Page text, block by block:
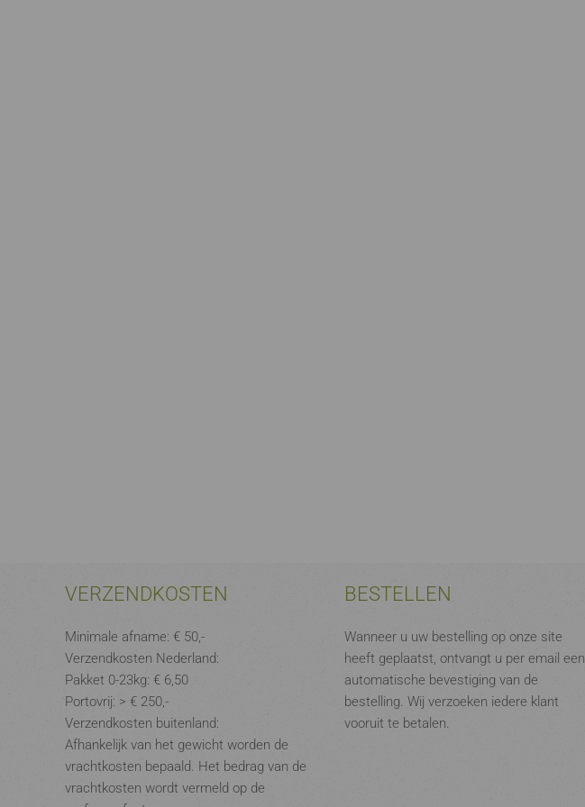
VERZENDKOSTEN
Minimale afname: € 50,-
Verzendkosten Nederland:
Pakket 0-23kg: € 6,50
Portovrij: > € 250,-
Verzendkosten buitenland:
Afhankelijk van het gewicht worden de
vrachtkosten bepaald. Het bedrag van de
vrachtkosten wordt vermeld op de
BESTELLEN
Wanneer u uw bestelling op onze site
heeft geplaatst, ontvangt u per email een
automatische bevestiging van de
bestelling. Wij verzoeken iedere klant
vooruit te betalen.